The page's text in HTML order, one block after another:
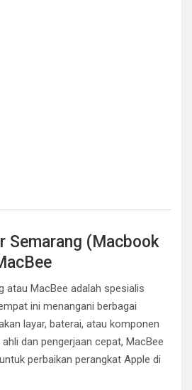
Semarang (Macbook
atau MacBee adalah spesialis
ini menangani berbagai
layar, baterai, atau komponen
dan pengerjaan cepat, MacBee
perbaikan perangkat Apple di